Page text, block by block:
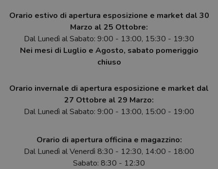
Orario estivo di apertura esposizione e market dal 30
Marzo al 25 Ottobre:
Dal Lunedì al Sabato: 9:00 - 13:00, 15:30 - 19:30
Nei mesi di Luglio e Agosto, sabato pomeriggio
chiuso
Orario invernale di apertura esposizione e market dal
27 Ottobre al 29 Marzo:
Dal Lunedì al Sabato: 9:00 - 13:00, 15:00 - 19:00
Orario di apertura officina e magazzino:
Dal Lunedì al Venerdì 8:30 - 12:30, 14:00 - 18:00
Sabato: 8:30 - 12:30